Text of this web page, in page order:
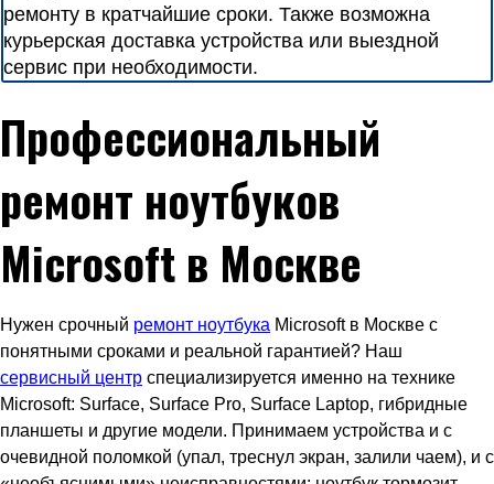
ремонту в кратчайшие сроки. Также возможна
курьерская доставка устройства или выездной
сервис при необходимости.
Профессиональный
ремонт ноутбуков
Microsoft в Москве
Нужен срочный ремонт ноутбука Microsoft в Москве с
понятными сроками и реальной гарантией? Наш
сервисный центр специализируется именно на технике
Microsoft: Surface, Surface Pro, Surface Laptop, гибридные
планшеты и другие модели. Принимаем устройства и с
очевидной поломкой (упал, треснул экран, залили чаем), и с